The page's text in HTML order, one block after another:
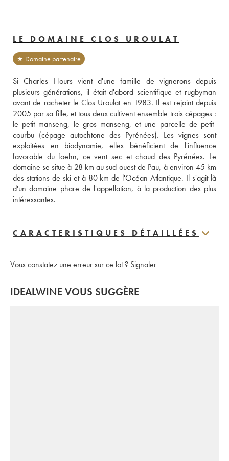
LE DOMAINE CLOS UROULAT
★ Domaine partenaire
Si Charles Hours vient d'une famille de vignerons depuis
plusieurs générations, il était d'abord scientifique et rugbyman
avant de racheter le Clos Uroulat en 1983. Il est rejoint depuis
2005 par sa fille, et tous deux cultivent ensemble trois cépages :
le petit manseng, le gros manseng, et une parcelle de petit-
courbu (cépage autochtone des Pyrénées). Les vignes sont
exploitées en biodynamie, elles bénéficient de l'influence
favorable du foehn, ce vent sec et chaud des Pyrénées. Le
domaine se situe à 28 km au sud-ouest de Pau, à environ 45 km
des stations de ski et à 80 km de l'Océan Atlantique. Il s'agit là
d'un domaine phare de l'appellation, à la production des plus
intéressantes.
CARACTERISTIQUES DÉTAILLÉES
Vous constatez une erreur sur ce lot ? Signaler
IDEALWINE VOUS SUGGÈRE